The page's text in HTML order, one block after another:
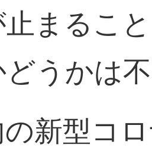
まるこ
うかは
の新型コ